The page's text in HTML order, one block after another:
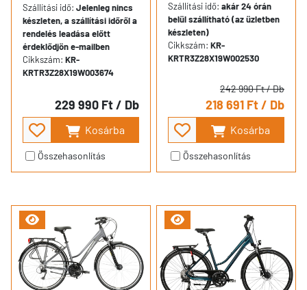
Szállítási idő: Jelenleg nincs
készleten, a szállítási időről a
rendelés leadása előtt
érdeklődjön e-mailben
Cikkszám: KR-
KRTR3Z28X19W003674
229 990 Ft/ Db
Kosárba
Összehasonlítás
Szállítási idő: akár 24 órán
belül szállítható (az üzletben
készleten)
Cikkszám: KR-
KRTR3Z28X19W002530
242 990 Ft/ Db
218 691 Ft/ Db
Kosárba
Összehasonlítás